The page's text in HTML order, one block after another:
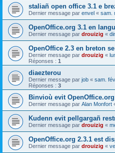
staliañ open office 3.1 e
Dernier message par envel « sam.
OpenOffice.org 3.1 en
Dernier message par drouizig «
OpenOffice 2.3 en breton
Dernier message par drouizig «
Réponses : 1
diaezterou
Dernier message par job « sam.
Réponses : 3
Binvioù evit OpenOffice.org
Dernier message par Alan Monfort
Kudenn evit pellgargañ
Dernier message par drouizig «
OpenOffice.org 2.3.1 est
Dernier message par drouizig «